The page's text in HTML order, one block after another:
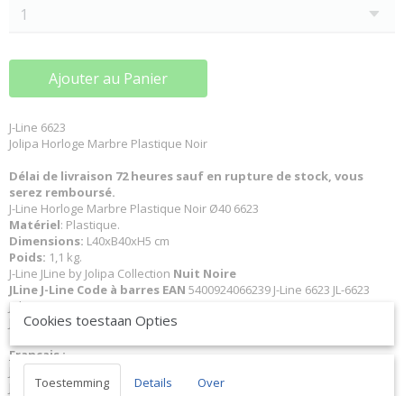
Ajouter au Panier
J-Line 6623
Jolipa Horloge Marbre Plastique Noir
Délai de livraison 72 heures sauf en rupture de stock, vous
serez remboursé.
J-Line Horloge Marbre Plastique Noir Ø40 6623
Matériel: Plastique.
Dimensions: L40xB40xH5 cm
Poids: 1,1 kg.
J-Line JLine by Jolipa Collection Nuit Noire
JLine J-Line Code à barres EAN 5400924066239 J-Line 6623 JL-6623
Jolipa 6623 JO6623
J-Line by Jolipa Catégorie: horloges horloge murale
Français :
J-Line by Jolipa Horloge Marbre Plastique Noir
J-Line pendules horloges
Cookies toestaan Opties
Toestemming Details Over